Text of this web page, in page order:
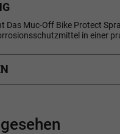
Das Muc-Off Bike Protect
in einer